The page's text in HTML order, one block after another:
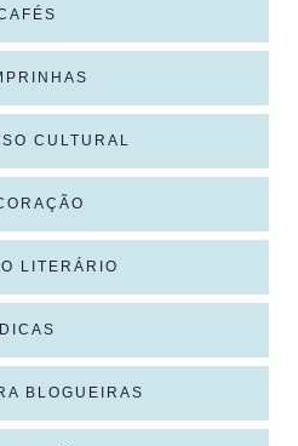
CULTURAL
LITERÁRIO
DICAS
BLOGUEIRAS